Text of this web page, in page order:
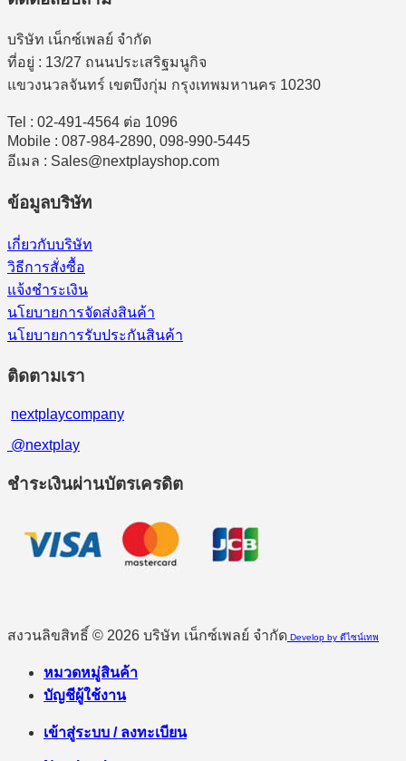
บริษัท เน็กซ์เพลย์ จำกัด
ที่อยู่ : 13/27 ถนนประเสริฐมนูกิจ
แขวงนวลจันทร์ เขตบึงกุ่ม กรุงเทพมหานคร 10230
Tel : 02-491-4564 ต่อ 1096
Mobile : 087-984-2890, 098-990-5445
อีเมล : Sales@nextplayshop.com
ข้อมูลบริษัท
เกี่ยวกับบริษัท
วิธีการสั่งซื้อ
แจ้งชำระเงิน
นโยบายการจัดส่งสินค้า
นโยบายการรับประกันสินค้า
ติดตามเรา
nextplaycompany
@nextplay
ชำระเงินผ่านบัตรเครดิต
สงวนลิขสิทธิ์ © 2026 บริษัท เน็กซ์เพลย์ จำกัด Develop by ดีไซน์เทพ
หมวดหมู่สินค้า
บัญชีผู้ใช้งาน
เข้าสู่ระบบ / ลงทะเบียน